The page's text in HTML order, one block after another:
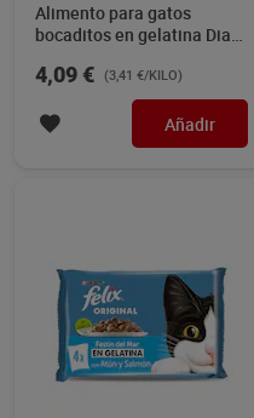
Alimento para gatos
bocaditos en gelatina Dia
4,09 € (3,41 €/KILO)
Añadir